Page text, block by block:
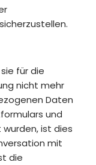
für die
nicht mehr
Daten
und
ist dies
mit
die